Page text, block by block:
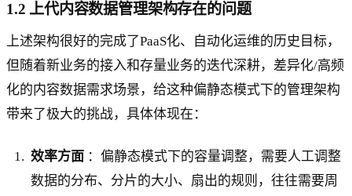
1.2 上代内容数据管理架构存在的问题
上述架构很好的完成了PaaS化、自动化运维的历史目标，
但随着新业务的接入和存量业务的迭代深耕，差异化/高频
化的内容数据需求场景，给这种偏静态模式下的管理架构
带来了极大的挑战，具体体现在：
效率方面 ：偏静态模式下的容量调整，需要人工调整
数据的分布、分片的大小、扇出的规则，往往需要周